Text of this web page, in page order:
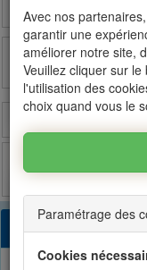
Avec nos
garantir une
améliorer notre site,
Veuillez cliquer sur
l'utilisation des
choix quand vous le
Paramétrage des
Cookies
Reunion Island
OFIM sur FB
Favorites
79 found results